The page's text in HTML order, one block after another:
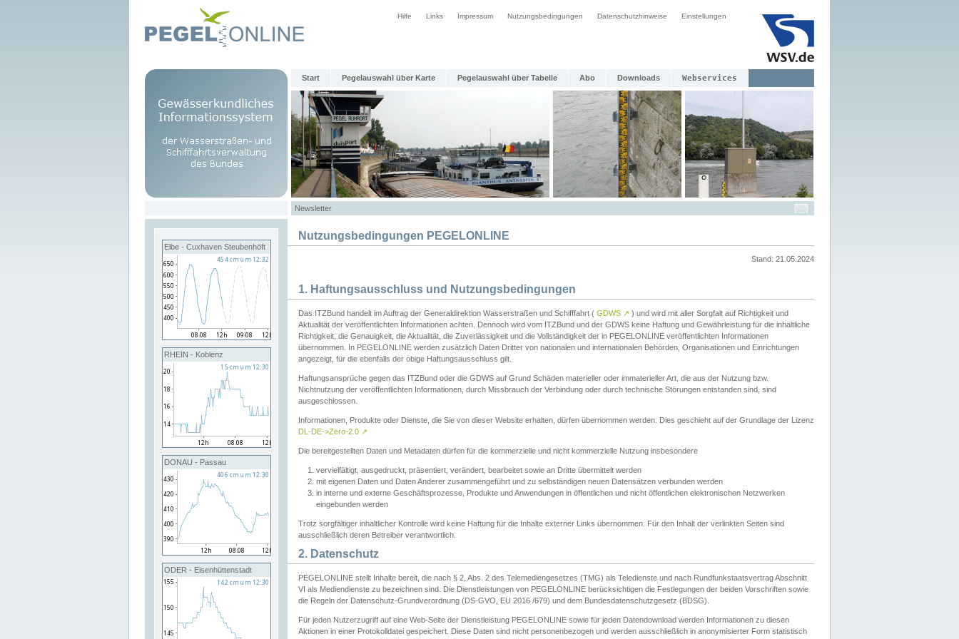
Hilfe Links Impressum Nutzungsbedingungen Datenschutzhinweise Einstellungen
Start Pegelauswahl über Karte Pegelauswahl über Tabelle Abo Downloads Webservices
Newsletter
Elbe - Cuxhaven Steubenhöft
RHEIN - Koblenz
DONAU - Passau
ODER - Eisenhüttenstadt
Nutzungsbedingungen PEGELONLINE
Stand: 21.05.2024
1. Haftungsausschluss und Nutzungsbedingungen
Das ITZBund handelt im Auftrag der Generaldirektion Wasserstraßen und Schifffahrt ( GDWS ↗ ) und wird mit aller Sorgfalt auf Richtigkeit und
Aktualität der veröffentlichten Informationen achten. Dennoch wird vom ITZBund und der GDWS keine Haftung und Gewährleistung für die inhaltliche
Richtigkeit, die Genauigkeit, die Aktualität, die Zuverlässigkeit und die Vollständigkeit der in PEGELONLINE veröffentlichten Informationen
übernommen. In PEGELONLINE werden zusätzlich Daten Dritter von nationalen und internationalen Behörden, Organisationen und Einrichtungen
angezeigt, für die ebenfalls der obige Haftungsausschluss gilt.
Haftungsansprüche gegen das ITZBund oder die GDWS auf Grund Schäden materieller oder immaterieller Art, die aus der Nutzung bzw.
Nichtnutzung der veröffentlichten Informationen, durch Missbrauch der Verbindung oder durch technische Störungen entstanden sind, sind
ausgeschlossen.
Informationen, Produkte oder Dienste, die Sie von dieser Website erhalten, dürfen übernommen werden. Dies geschieht auf der Grundlage der Lizenz
DL-DE->Zero-2.0 ↗
Die bereitgestellten Daten und Metadaten dürfen für die kommerzielle und nicht kommerzielle Nutzung insbesondere
vervielfältigt, ausgedruckt, präsentiert, verändert, bearbeitet sowie an Dritte übermittelt werden
mit eigenen Daten und Daten Anderer zusammengeführt und zu selbständigen neuen Datensätzen verbunden werden
in interne und externe Geschäftsprozesse, Produkte und Anwendungen in öffentlichen und nicht öffentlichen elektronischen Netzwerken
eingebunden werden
Trotz sorgfältiger inhaltlicher Kontrolle wird keine Haftung für die Inhalte externer Links übernommen. Für den Inhalt der verlinkten Seiten sind
ausschließlich deren Betreiber verantwortlich.
2. Datenschutz
PEGELONLINE stellt Inhalte bereit, die nach § 2, Abs. 2 des Telemediengesetzes (TMG) als Teledienste und nach Rundfunkstaatsvertrag Abschnitt
VI als Mediendienste zu bezeichnen sind. Die Dienstleistungen von PEGELONLINE berücksichtigen die Festlegungen der beiden Vorschriften sowie
die Regeln der Datenschutz-Grundverordnung (DS-GVO, EU 2016 /679) und dem Bundesdatenschutzgesetz (BDSG).
Für jeden Nutzerzugriff auf eine Web-Seite der Dienstleistung PEGELONLINE sowie für jeden Datendownload werden Informationen zu diesen
Aktionen in einer Protokolldatei gespeichert. Diese Daten sind nicht personenbezogen und werden ausschließlich in anonymisierter Form statistisch